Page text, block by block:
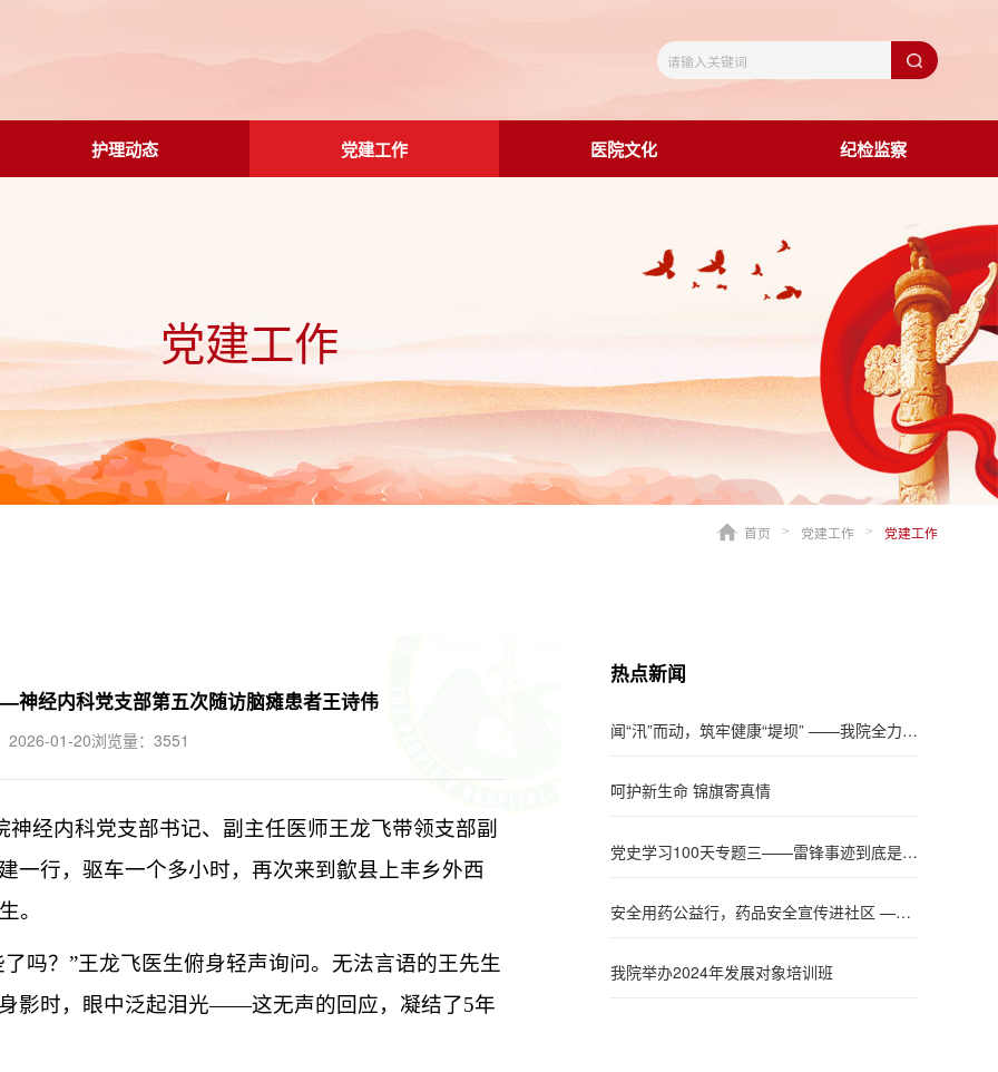
护理动态 党建工作 医院文化 纪检监察
党建工作
首页 > 党建工作 > 党建工作
经内科党支部第五次随访脑瘫患者王诗伟
2026-01-20浏览量：3551
神经内科党支部书记、 副主任医师王龙飞带领支部副
一行，驱车一个多小时，再次来到歙县上丰乡外西
。
吗？”王龙飞医生俯身轻声询问。 无法言语的王先生
影时，眼中泛起泪光——这无声的回应， 凝结了5年
热点新闻
闻“汛”而动，筑牢健康“堤坝” ——我院全力投入防汛抗洪工作
呵护新生命 锦旗寄真情
党史学习100天专题三——雷锋事迹到底是真的还是假的？
安全用药公益行，药品安全宣传进社区 ——药剂支部安全用药义诊活动
我院举办2024年发展对象培训班